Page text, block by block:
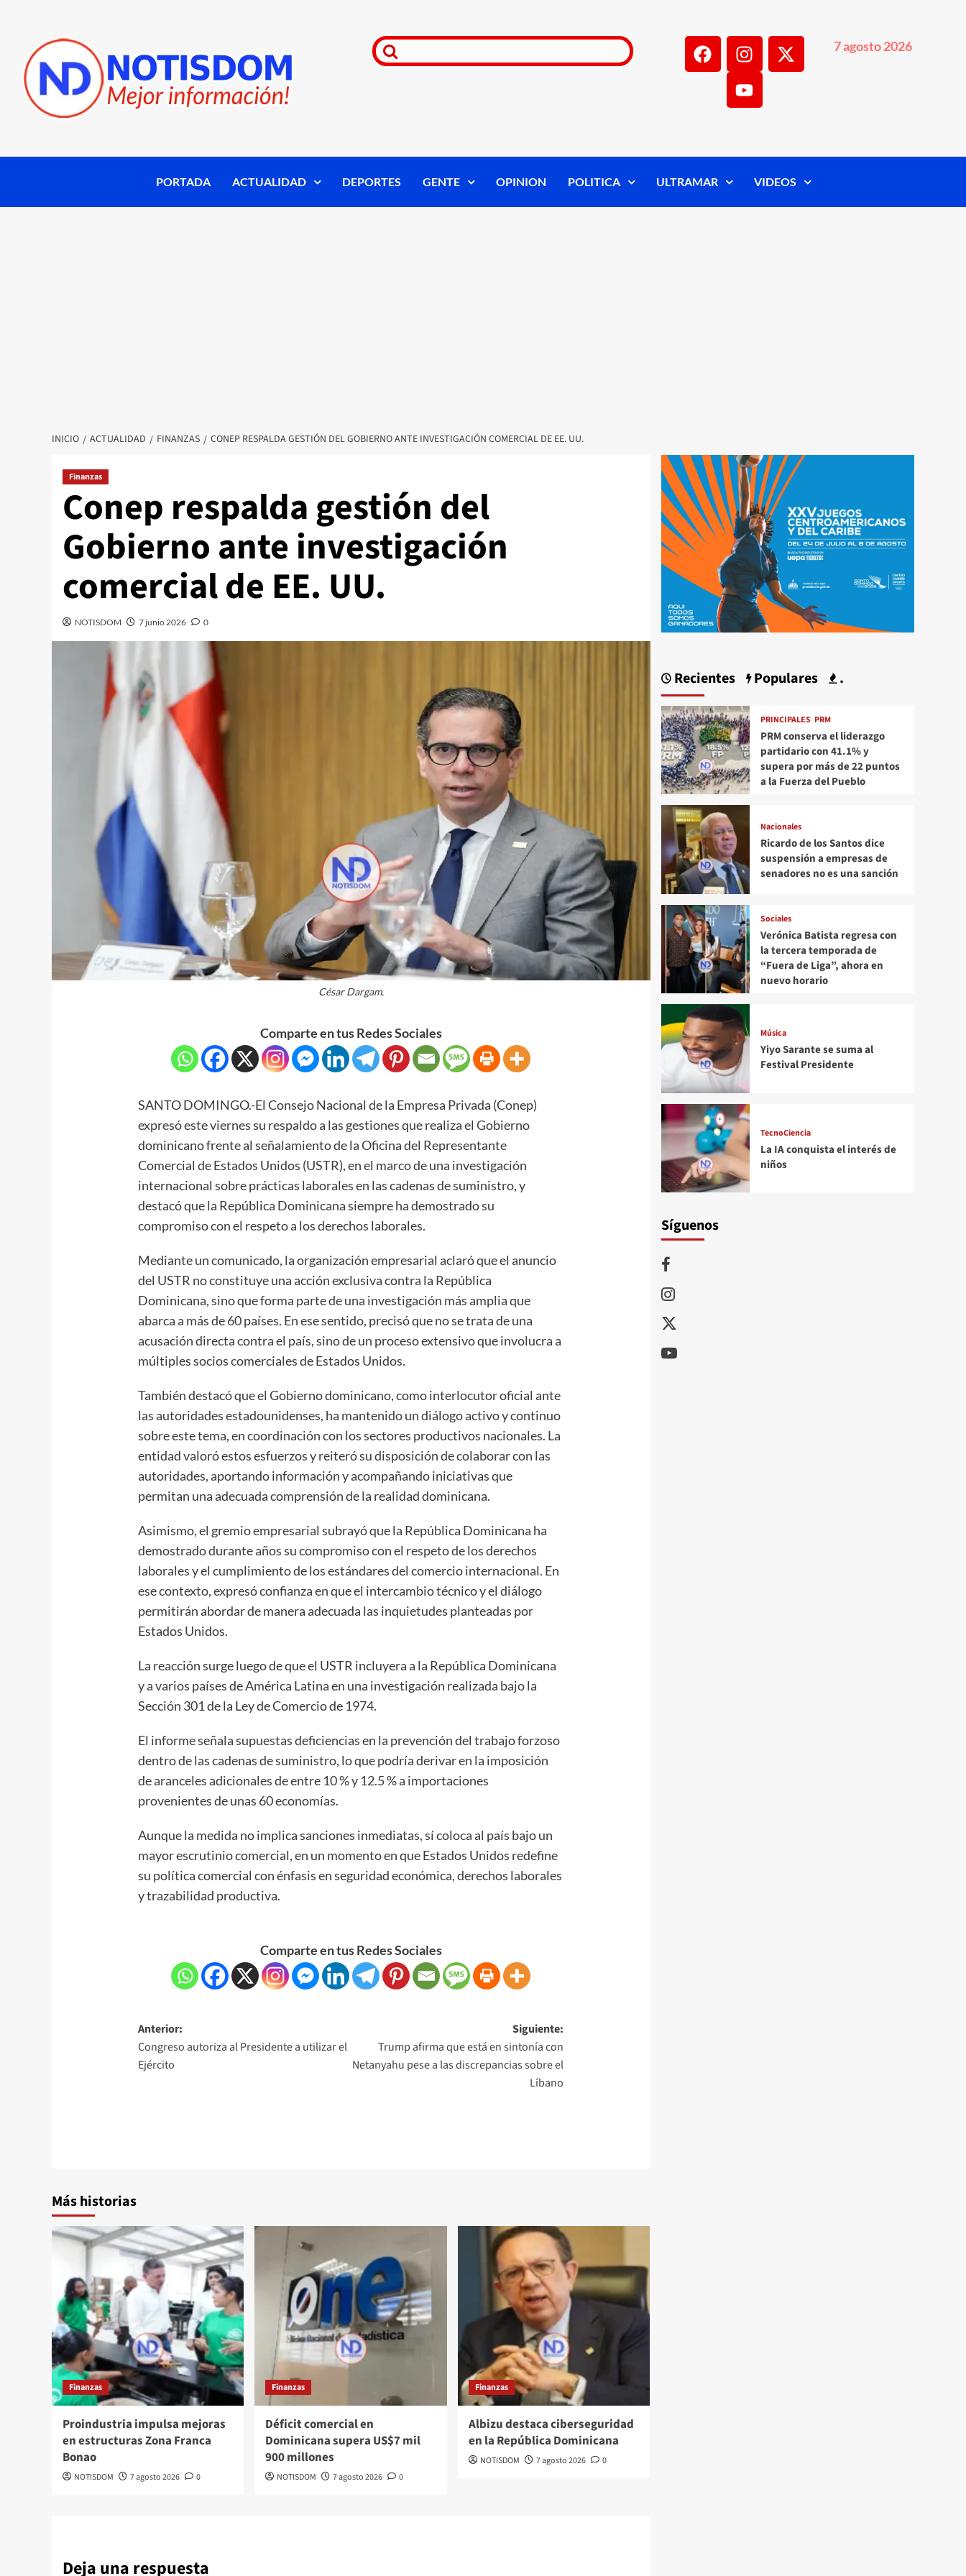
7 agosto 2026
PORTADA ACTUALIDAD DEPORTES GENTE OPINION POLITICA ULTRAMAR VIDEOS
INICIO ACTUALIDAD FINANZAS CONEP RESPALDA GESTIÓN DEL GOBIERNO ANTE INVESTIGACIÓN COMERCIAL DE EE. UU.
Finanzas
Conep respalda gestión del
Gobierno ante investigación
comercial de EE. UU.
NOTISDOM 7 junio 2026 0
César Dargam.
Comparte en tus Redes Sociales
SANTO DOMINGO.-El Consejo Nacional de la Empresa Privada (Conep)
expresó este viernes su respaldo a las gestiones que realiza el Gobierno
dominicano frente al señalamiento de la Oficina del Representante
Comercial de Estados Unidos (USTR), en el marco de una investigación
internacional sobre prácticas laborales en las cadenas de suministro, y
destacó que la República Dominicana siempre ha demostrado su
compromiso con el respeto a los derechos laborales.
Mediante un comunicado, la organización empresarial aclaró que el anuncio
del USTR no constituye una acción exclusiva contra la República
Dominicana, sino que forma parte de una investigación más amplia que
abarca a más de 60 países. En ese sentido, precisó que no se trata de una
acusación directa contra el país, sino de un proceso extensivo que involucra a
múltiples socios comerciales de Estados Unidos.
También destacó que el Gobierno dominicano, como interlocutor oficial ante
las autoridades estadounidenses, ha mantenido un diálogo activo y continuo
sobre este tema, en coordinación con los sectores productivos nacionales. La
entidad valoró estos esfuerzos y reiteró su disposición de colaborar con las
autoridades, aportando información y acompañando iniciativas que
permitan una adecuada comprensión de la realidad dominicana.
Asimismo, el gremio empresarial subrayó que la República Dominicana ha
demostrado durante años su compromiso con el respeto de los derechos
laborales y el cumplimiento de los estándares del comercio internacional. En
ese contexto, expresó confianza en que el intercambio técnico y el diálogo
permitirán abordar de manera adecuada las inquietudes planteadas por
Estados Unidos.
La reacción surge luego de que el USTR incluyera a la República Dominicana
y a varios países de América Latina en una investigación realizada bajo la
Sección 301 de la Ley de Comercio de 1974.
El informe señala supuestas deficiencias en la prevención del trabajo forzoso
dentro de las cadenas de suministro, lo que podría derivar en la imposición
de aranceles adicionales de entre 10 % y 12.5 % a importaciones
provenientes de unas 60 economías.
Aunque la medida no implica sanciones inmediatas, sí coloca al país bajo un
mayor escrutinio comercial, en un momento en que Estados Unidos redefine
su política comercial con énfasis en seguridad económica, derechos laborales
y trazabilidad productiva.
Comparte en tus Redes Sociales
Anterior:
Congreso autoriza al Presidente a utilizar el
Ejército
Siguiente:
Trump afirma que está en sintonía con
Netanyahu pese a las discrepancias sobre el
Líbano
Más historias
Finanzas
Proindustria impulsa mejoras
en estructuras Zona Franca
Bonao
NOTISDOM 7 agosto 2026 0
Finanzas
Déficit comercial en
Dominicana supera US$7 mil
900 millones
NOTISDOM 7 agosto 2026 0
Finanzas
Albizu destaca ciberseguridad
en la República Dominicana
NOTISDOM 7 agosto 2026 0
Deja una respuesta
Recientes Populares .
PRINCIPALES PRM
PRM conserva el liderazgo
partidario con 41.1% y
supera por más de 22 puntos
a la Fuerza del Pueblo
Nacionales
Ricardo de los Santos dice
suspensión a empresas de
senadores no es una sanción
Sociales
Verónica Batista regresa con
la tercera temporada de
“Fuera de Liga”, ahora en
nuevo horario
Música
Yiyo Sarante se suma al
Festival Presidente
TecnoCiencia
La IA conquista el interés de
niños
Síguenos